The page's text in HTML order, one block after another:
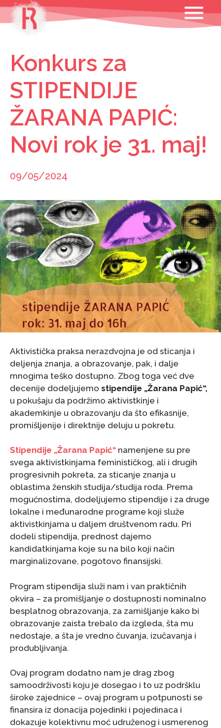
Skip
content
MENU
Konkurs za
STIPENDIJE
ŽARANA PAPIĆ:
Novi rok je 31. maj!
09/05/2024
Aktivistička praksa nerazdvojna je od sticanja i
deljenja znanja, a obrazovanje, pak, i dalje
mnogima teško dostupno. Zbog toga već dve
decenije dodeljujemo stipendije „Žarana Papić“,
u pokušaju da podržimo aktivistkinje i
akademkinje u obrazovanju da što efikasnije,
promišljenije i direktnije deluju u pokretu.
Stipendije „Žarana Papić“ namenjene su pre
svega aktivistkinjama feminističkog, ali i drugih
progresivnih pokreta, za sticanje znanja u
oblastima ženskih studija/studija roda. Prema
mogućnostima, dodeljujemo stipendije i za druge
lokalne i međunarodne programe koji služe
aktivistkinjama u daljem društvenom radu. Pri
dodeli stipendija, prednost dajemo
kandidatkinjama koje su na bilo koji način
marginalizovane, pogotovo finansijski.
Program stipendija služi nam i van praktičnih
okvira – za promišljanje o dostupnosti nominalno
besplatnog obrazovanja, za zamišljanje kako bi
obrazovanje zaista trebalo da izgleda, šta mu
nedostaje, a šta je vredno čuvanja, izučavanja i
produbljivanja.
Ovaj program dodatno nam je drag zbog
samoodrživosti koju je dosegao i to uz podršklu
široke zajednice – ovaj program u potpunosti se
finansira iz donacija pojedinki i pojedinaca i
dokazuje kolektivnu moć udruženog i usmerenog